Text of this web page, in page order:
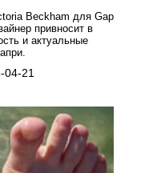
Beckham для Gap
привносит в
и актуальные
04-21